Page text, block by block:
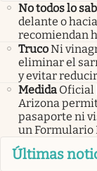
No todos lo
delante o
recomiendan
TrucoNi
eliminar el
y evitar
Medida Oficial
Arizona
pasaporte ni
un Formulario
Últimas